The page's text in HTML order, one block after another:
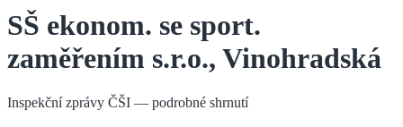
SŠ ekonom. se sport.
zaměřením s.r.o., Vinohradská
Inspekční zprávy ČŠI — podrobné shrnutí